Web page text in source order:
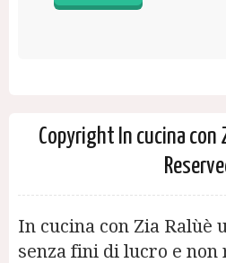
Copyright In cucina con
In cucina con Zia Ralùè
senza fini di lucro e non